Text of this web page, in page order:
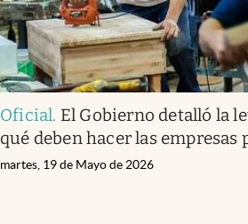
Oficial. El Gobierno detalló la
qué deben hacer las empresas
martes, 19 de Mayo de 2026